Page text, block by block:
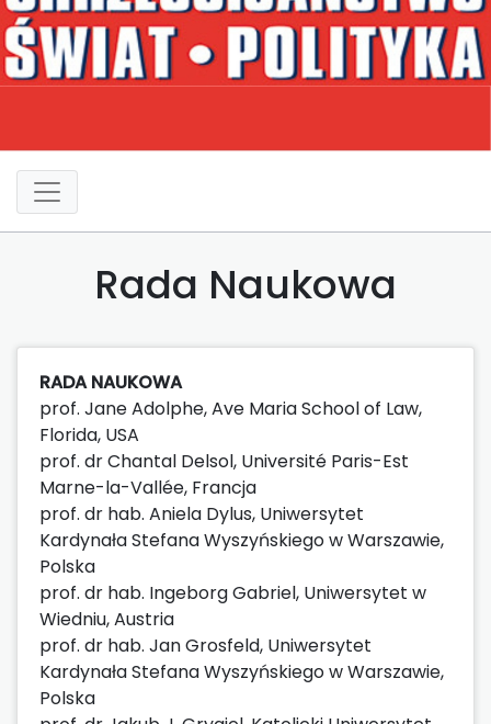
Rada Naukowa
RADA NAUKOWA
prof. Jane Adolphe, Ave Maria School of Law,
Florida, USA
prof. dr Chantal Delsol, Université Paris-Est
Marne-la-Vallée, Francja
prof. dr hab. Aniela Dylus, Uniwersytet
Kardynała Stefana Wyszyńskiego w Warszawie,
Polska
prof. dr hab. Ingeborg Gabriel, Uniwersytet w
Wiedniu, Austria
prof. dr hab. Jan Grosfeld, Uniwersytet
Kardynała Stefana Wyszyńskiego w Warszawie,
Polska